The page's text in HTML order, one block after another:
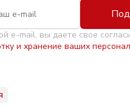
e-mail, вы даете свое
и хранение ваших